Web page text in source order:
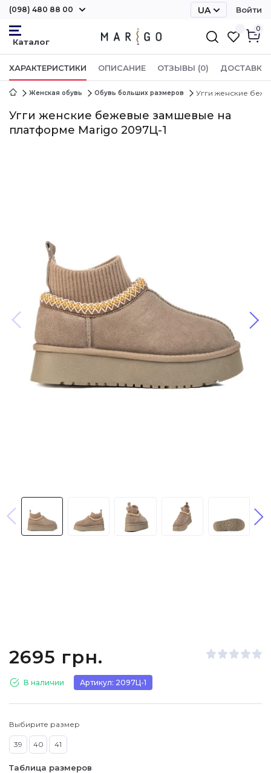
(098) 480 88 00 UA Войти
0
ХАРАКТЕРИСТИКИ ОПИСАНИЕ ОТЗЫВЫ (0) ДОСТАВКА
Женская обувь Обувь больших размеров Угги женские
Угги женские бежевые замшевые на
платформе Marigo 2097Ц-1
2695 грн.
В наличии Артикул: 2097Ц-1
Выбирите размер
39 40 41
Таблица размеров